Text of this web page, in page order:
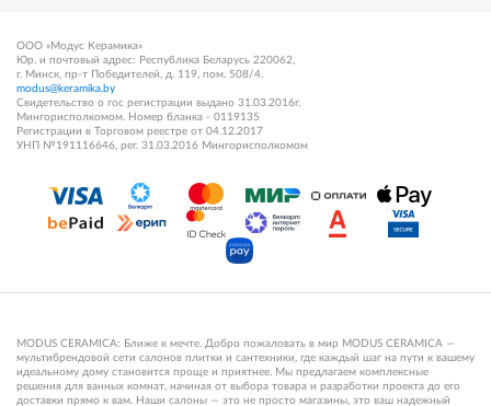
ООО «Модус Керамика»
Юр. и почтовый адрес: Республика Беларусь 220062,
г. Минск, пр-т Победителей, д. 119, пом. 508/4.
modus@keramika.by
Свидетельство о гос регистрации выдано 31.03.2016г.
Мингорисполкомом. Номер бланка - 0119135
Регистрации в Торговом реестре от 04.12.2017
УНП №191116646, рег. 31.03.2016 Мингорисполкомом
MODUS CERAMICA: Ближе к мечте. Добро пожаловать в мир MODUS CERAMICA —
мультибрендовой сети салонов плитки и сантехники, где каждый шаг на пути к вашему
идеальному дому становится проще и приятнее. Мы предлагаем комплексные
решения для ванных комнат, начиная от выбора товара и разработки проекта до его
доставки прямо к вам. Наши салоны — это не просто магазины, это ваш надежный